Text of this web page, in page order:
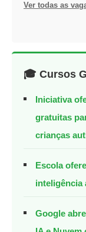
Ver todas as
🎓 Cursos
Iniciativa
gratuitas
crianças
Escola
inteligência
Google